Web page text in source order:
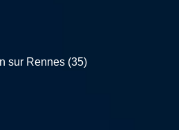
sur Rennes (35)